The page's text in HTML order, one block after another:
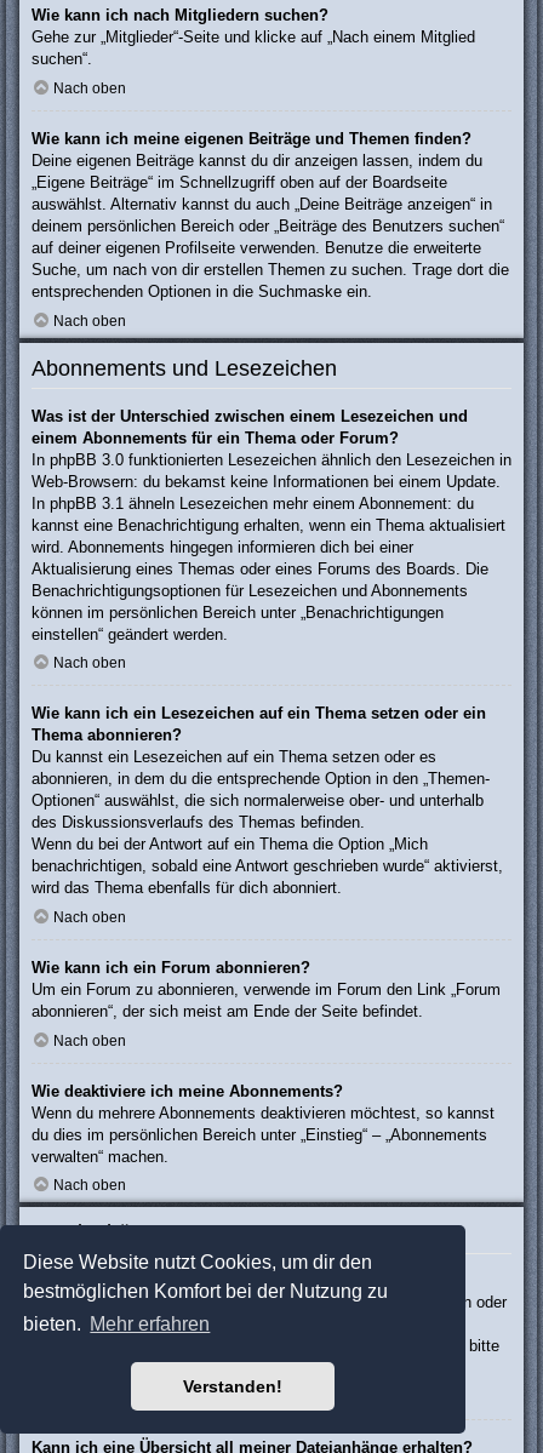
Diese Website nutzt Cookies, um dir den
bestmöglichen Komfort bei der Nutzung zu
bieten. Mehr erfahren
Verstanden!
Wie kann ich nach Mitgliedern suchen?
Gehe zur „Mitglieder“-Seite und klicke auf „Nach einem Mitglied
suchen“.
Nach oben
Wie kann ich meine eigenen Beiträge und Themen finden?
Deine eigenen Beiträge kannst du dir anzeigen lassen, indem du
„Eigene Beiträge“ im Schnellzugriff oben auf der Boardseite
auswählst. Alternativ kannst du auch „Deine Beiträge anzeigen“ in
deinem persönlichen Bereich oder „Beiträge des Benutzers suchen“
auf deiner eigenen Profilseite verwenden. Benutze die erweiterte
Suche, um nach von dir erstellen Themen zu suchen. Trage dort die
entsprechenden Optionen in die Suchmaske ein.
Nach oben
Abonnements und Lesezeichen
Was ist der Unterschied zwischen einem Lesezeichen und
einem Abonnements für ein Thema oder Forum?
In phpBB 3.0 funktionierten Lesezeichen ähnlich den Lesezeichen in
Web-Browsern: du bekamst keine Informationen bei einem Update.
In phpBB 3.1 ähneln Lesezeichen mehr einem Abonnement: du
kannst eine Benachrichtigung erhalten, wenn ein Thema aktualisiert
wird. Abonnements hingegen informieren dich bei einer
Aktualisierung eines Themas oder eines Forums des Boards. Die
Benachrichtigungsoptionen für Lesezeichen und Abonnements
können im persönlichen Bereich unter „Benachrichtigungen
einstellen“ geändert werden.
Nach oben
Wie kann ich ein Lesezeichen auf ein Thema setzen oder ein
Thema abonnieren?
Du kannst ein Lesezeichen auf ein Thema setzen oder es
abonnieren, in dem du die entsprechende Option in den „Themen-
Optionen“ auswählst, die sich normalerweise ober- und unterhalb
des Diskussionsverlaufs des Themas befinden.
Wenn du bei der Antwort auf ein Thema die Option „Mich
benachrichtigen, sobald eine Antwort geschrieben wurde“ aktivierst,
wird das Thema ebenfalls für dich abonniert.
Nach oben
Wie kann ich ein Forum abonnieren?
Um ein Forum zu abonnieren, verwende im Forum den Link „Forum
abonnieren“, der sich meist am Ende der Seite befindet.
Nach oben
Wie deaktiviere ich meine Abonnements?
Wenn du mehrere Abonnements deaktivieren möchtest, so kannst
du dies im persönlichen Bereich unter „Einstieg“ – „Abonnements
verwalten“ machen.
Nach oben
Dateianhänge
Welche Dateianhänge sind in diesem Forum zulässig?
Die Board-Administration kann bestimmte Dateitypen zulassen oder
verbieten. Falls du dir nicht sicher bist, welche Dateitypen du
anhängen kannst und du Unterstützung benötigst, wende dich bitte
an die Board-Administration.
Kann ich eine Übersicht all meiner Dateianhänge erhalten?